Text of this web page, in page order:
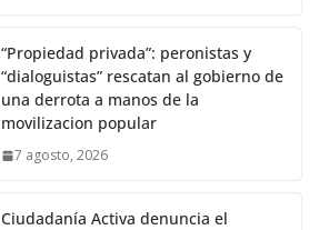
s
A
p
p
y
Li
n
k
“Propiedad privada”: peronistas y
“dialoguistas” rescatan al gobierno de
una derrota a manos de la
movilizacion popular
7 agosto, 2026
Ciudadanía Activa denuncia el